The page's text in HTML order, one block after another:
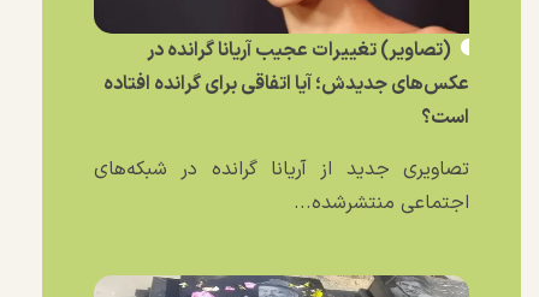
(تصاویر) تغییرات عجیب آریانا گرانده در
عکس‌های جدیدش؛ آیا اتفاقی برای گرانده افتاده
است؟
تصاویری جدید از آریانا گرانده در شبکه‌های
اجتماعی منتشرشده...